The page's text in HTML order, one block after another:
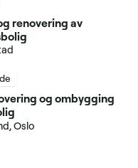
renovering av
og ombygging
Oslo